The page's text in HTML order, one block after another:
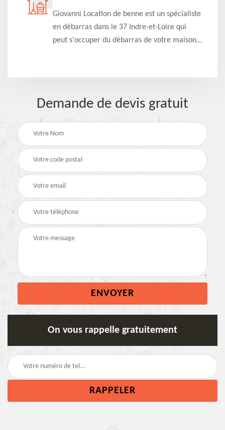
Giovanni Location de benne est un spécialiste
en débarras dans le 37 Indre-et-Loire qui
peut s'occuper du débarras de votre maison
Demande de devis gratuit
On vous rappelle gratuitement